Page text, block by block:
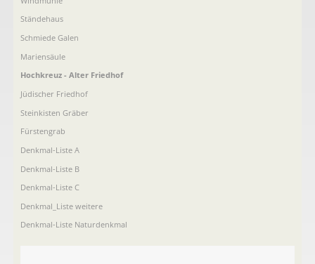
Ständehaus
Schmiede Galen
Mariensäule
Hochkreuz - Alter Friedhof
Jüdischer Friedhof
Steinkisten Gräber
Fürstengrab
Denkmal-Liste A
Denkmal-Liste B
Denkmal-Liste C
Denkmal_Liste weitere
Denkmal-Liste Naturdenkmal